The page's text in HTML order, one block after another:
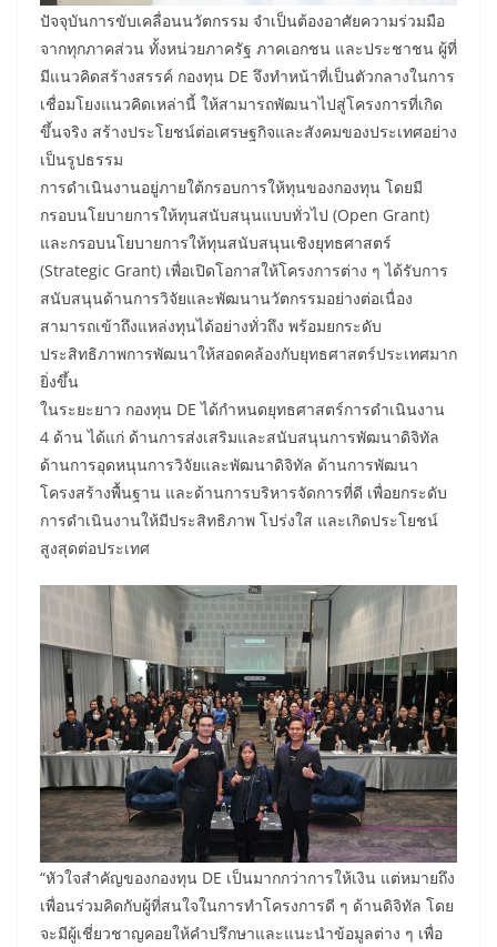
ปัจจุบันการขับเคลื่อนนวัตกรรม จำเป็นต้องอาศัยความร่วมมือ
จากทุกภาคส่วน ทั้งหน่วยภาครัฐ ภาคเอกชน และประชาชน ผู้ที่
มีแนวคิดสร้างสรรค์ กองทุน DE จึงทำหน้าที่เป็นตัวกลางในการ
เชื่อมโยงแนวคิดเหล่านี้ ให้สามารถพัฒนาไปสู่โครงการที่เกิด
ขึ้นจริง สร้างประโยชน์ต่อเศรษฐกิจและสังคมของประเทศอย่าง
เป็นรูปธรรม
การดำเนินงานอยู่ภายใต้กรอบการให้ทุนของกองทุน โดยมี
กรอบนโยบายการให้ทุนสนับสนุนแบบทั่วไป (Open Grant)
และกรอบนโยบายการให้ทุนสนับสนุนเชิงยุทธศาสตร์
(Strategic Grant) เพื่อเปิดโอกาสให้โครงการต่าง ๆ ได้รับการ
สนับสนุนด้านการวิจัยและพัฒนานวัตกรรมอย่างต่อเนื่อง
สามารถเข้าถึงแหล่งทุนได้อย่างทั่วถึง พร้อมยกระดับ
ประสิทธิภาพการพัฒนาให้สอดคล้องกับยุทธศาสตร์ประเทศมาก
ยิ่งขึ้น
ในระยะยาว กองทุน DE ได้กำหนดยุทธศาสตร์การดำเนินงาน
4 ด้าน ได้แก่ ด้านการส่งเสริมและสนับสนุนการพัฒนาดิจิทัล
ด้านการอุดหนุนการวิจัยและพัฒนาดิจิทัล ด้านการพัฒนา
โครงสร้างพื้นฐาน และด้านการบริหารจัดการที่ดี เพื่อยกระดับ
การดำเนินงานให้มีประสิทธิภาพ โปร่งใส และเกิดประโยชน์
สูงสุดต่อประเทศ
“หัวใจสำคัญของกองทุน DE เป็นมากกว่าการให้เงิน แต่หมายถึง
เพื่อนร่วมคิดกับผู้ที่สนใจในการทำโครงการดี ๆ ด้านดิจิทัล โดย
จะมีผู้เชี่ยวชาญคอยให้คำปรึกษาและแนะนำข้อมูลต่าง ๆ เพื่อ